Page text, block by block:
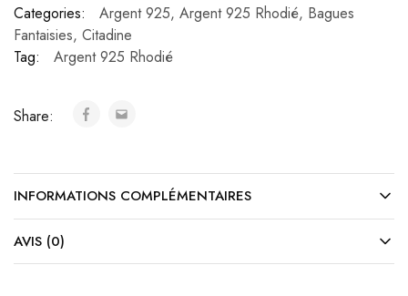
Categories:
Argent 925, Argent 925 Rhodié, Bagues
Fantaisies, Citadine
Tag:
Argent 925 Rhodié
Share:
INFORMATIONS COMPLÉMENTAIRES
AVIS (0)